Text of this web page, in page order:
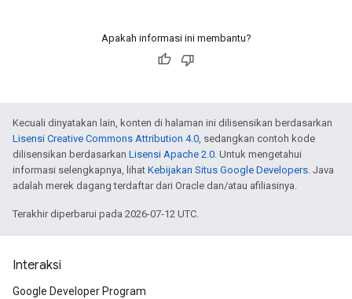
Apakah informasi ini membantu?
Kecuali dinyatakan lain, konten di halaman ini dilisensikan berdasarkan
Lisensi Creative Commons Attribution 4.0, sedangkan contoh kode
dilisensikan berdasarkan Lisensi Apache 2.0. Untuk mengetahui
informasi selengkapnya, lihat Kebijakan Situs Google Developers. Java
adalah merek dagang terdaftar dari Oracle dan/atau afiliasinya.
Terakhir diperbarui pada 2026-07-12 UTC.
Interaksi
Google Developer Program